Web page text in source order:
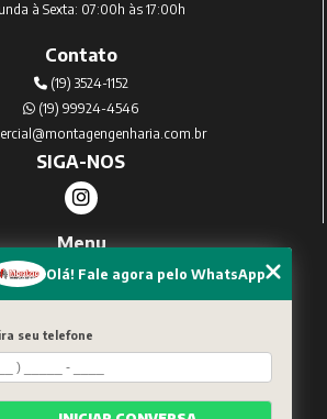
à Sexta: 07:00h às 17:00h
Contato
(19) 3524-1152
(19) 99924-4546
SIGA-NOS
Menu
Home
Sobre Nós
Serviços
Contato
Olá! Fale agora pelo WhatsApp
seu telefone